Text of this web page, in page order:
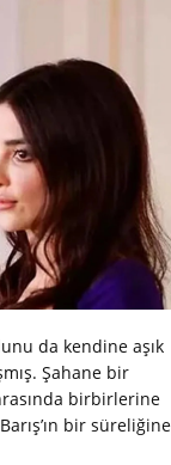
da kendine aşık
Şahane bir
birbirlerine
bir süreliğine